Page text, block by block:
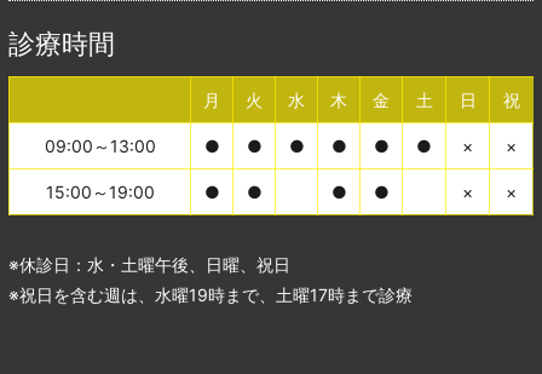
診療時間
月 火 水 木 金 土 日 祝
09:00～13:00 ● ● ● ● ● ● × ×
15:00～19:00 ● ● ● ● × ×
※休診日：水・土曜午後、日曜、祝日
※祝日を含む週は、水曜19時まで、土曜17時まで診療